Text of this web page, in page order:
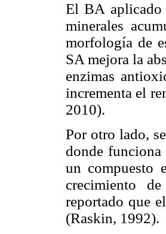
El BA aplicado
minerales
morfología de
SA mejora la
enzimas
incrementa el
2010).
Por otro lado,
donde
un compuesto
crecimiento
reportado que
(Raskin, 1992).